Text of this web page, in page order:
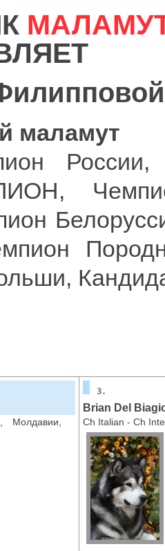
маламут
России,
Молдавии,
Brian Del
Ch Italian - Ch